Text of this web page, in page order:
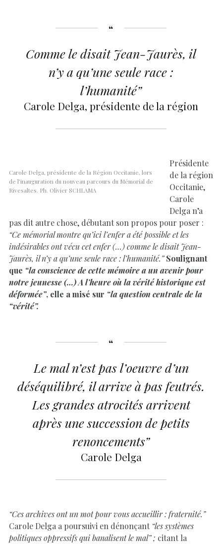
Comme le disait Jean-Jaurès, il
n’y a qu’une seule race :
l’humanité”
Carole Delga, présidente de la région
Carole Delga, présidente de la Région Occitanie, lors
de l’inauguration du nouveau parcours du Mémorial de
Rivesaltes. Ph. Olivier SCHLAMA
Présidente
de la région
Occitanie,
Carole
Delga n’a
pas dit autre chose, débutant son propos pour poser :
“Ce mémorial montre qu’ici l’enfer a été possible et les
indésirables ont vécu cet enfer (…) comme le disait Jean-
Jaurès, il n’y a qu’une seule race : l’humanité.” Soulignant
que “la conscience de cette mémoire a un avenir pour
notre jeunesse (…) A l’heure où la vérité historique est
déformée”, elle a misé sur “la question centrale de la
“vérité”.
Le mal n’est pas l’oeuvre d’un
déséquilibré, il arrive à pas feutrés.
Les grandes atrocités arrivent
après une succession de petits
renoncements”
Carole Delga
“Ces archives ont un mot pour vous accueillir : fraternité.”
Carole Delga a poursuivi en dénonçant “les systèmes
politiques oppressifs qui banalisent le mal” ; citant la